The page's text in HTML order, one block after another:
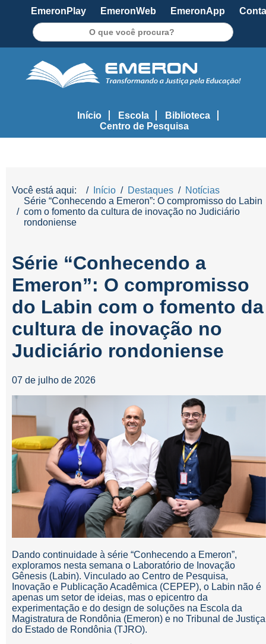
EmeronPlay EmeronWeb EmeronApp
Início Escola
Biblioteca
Centro de Pesquisa
Você está aqui: Início Destaques
Notícias
​Série “Conhecendo a Emeron”: O compromisso do Labin
com o fomento da cultura de inovação no Judiciário
rondoniense
​Série “Conhecendo a
Emeron”: O compromisso
do Labin com o fomento da
cultura de inovação no
Judiciário rondoniense
07 de julho de 2026
Dando continuidade à série “Conhecendo a Emeron”,
exploramos nesta semana o Laboratório de Inovação
Gênesis (Labin). Vinculado ao Centro de Pesquisa,
Inovação e Publicação Acadêmica (CEPEP), o Labin não é
apenas um setor de ideias, mas o epicentro da
experimentação e do design de soluções na Escola da
Magistratura de Rondônia (Emeron) e no Tribunal de Justiça
do Estado de Rondônia (TJRO).